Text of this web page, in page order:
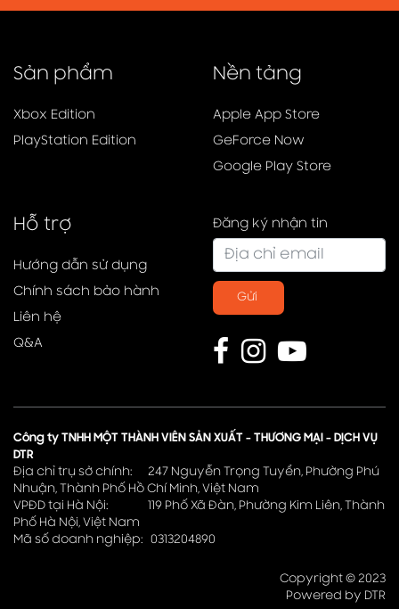
Sản phẩm
Xbox Edition
PlayStation Edition
Nền tảng
Apple App Store
GeForce Now
Google Play Store
Hỗ trợ
Hướng dẫn sử dụng
Chính sách bảo hành
Liên hệ
Q&A
Đăng ký nhận tin
Gửi
Công ty TNHH MỘT THÀNH VIÊN SẢN XUẤT - THƯƠNG MẠI - DỊCH VỤ
DTR
Địa chỉ trụ sở chính: 247 Nguyễn Trọng Tuyển, Phường Phú
Nhuận, Thành Phố Hồ Chí Minh, Việt Nam
VPĐD tại Hà Nội: 119 Phố Xã Đàn, Phường Kim Liên, Thành
Phố Hà Nội, Việt Nam
Mã số doanh nghiệp: 0313204890
Copyright © 2023
Powered by DTR